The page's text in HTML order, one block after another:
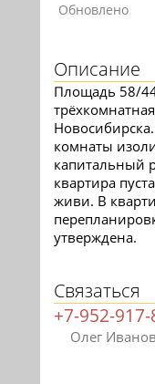
Обновлено
Описание
Площадь 58/
комнаты
капитальный
квартира
живи. В
утверждена.
Связаться
+7-952-
Олег